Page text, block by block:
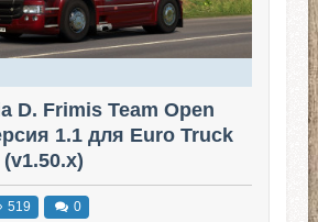
D. Frimis Team Open
1.1 для Euro Truck
519 0